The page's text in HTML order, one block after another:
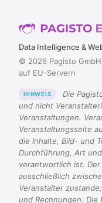
Data Intelligence &
© 2026 Pagisto
auf EU-Servern
HINWEIS
Die
und nicht
Veranstaltungen.
Veranstaltungsseite
die Inhalte, Bild- und
Durchführung, Art
verantwortlich ist.
ausschließlich
Veranstalter
und Rechnungen. Die